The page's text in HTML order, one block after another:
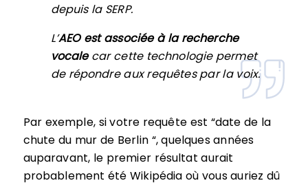
depuis la SERP.
L’AEO est associée à la recherche
vocalecar cette technologie permet
de répondre aux requêtes par la voix.
Par exemple, si votre requête est “date de la
chute du mur de Berlin “, quelques années
auparavant, le premier résultat aurait
probablement été Wikipédia où vous auriez dû